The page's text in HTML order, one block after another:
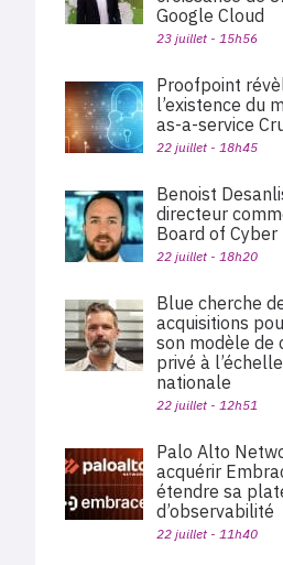
Google Cloud
23 juillet - 15h56
Proofpoint
l’existence du
as-a-service
22 juillet - 18h45
Benoist
directeur
Board of Cyber
22 juillet - 18h20
Blue cherche
acquisitions
son modèle de
privé à l’échelle
nationale
22 juillet - 12h51
Palo Alto
acquérir
étendre sa
d’observabilité
22 juillet - 11h40